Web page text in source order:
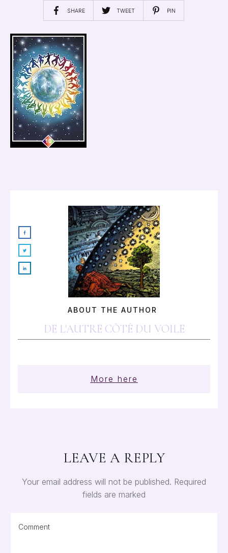
SHARE TWEET PIN
ABOUT THE AUTHOR
DE L'AUTRE CÔTÉ DU VOILE
More here
LEAVE A REPLY
Your email address will not be published. Required
fields are marked